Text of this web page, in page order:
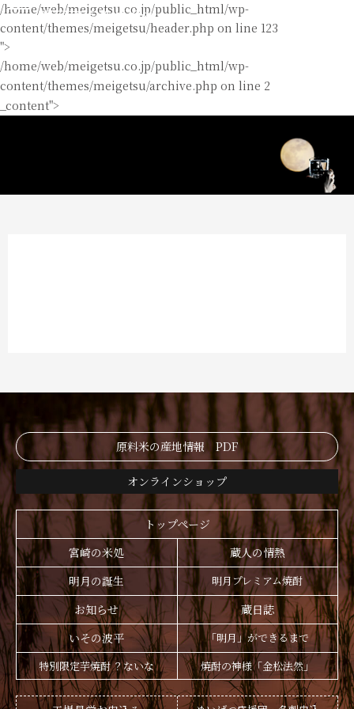
/home/web/meigetsu.co.jp/public_html/wp-
content/themes/meigetsu/header.php on line 123
">
/home/web/meigetsu.co.jp/public_html/wp-
content/themes/meigetsu/archive.php on line 2
_content">
原料米の産地情報 PDF
オンラインショップ
トップページ
宮崎の米処
蔵人の情熱
明月の誕生
明月プレミアム焼酎
お知らせ
蔵日誌
いその波平
「明月」ができるまで
特別限定芋焼酎 ？ないな
焼酎の神様「金松法然」